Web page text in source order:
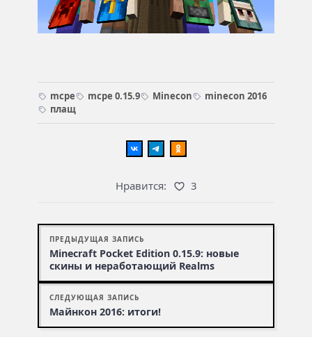
mcpe mcpe 0.15.9 Minecon
minecon 2016
плащ
Нравится: 3
ПРЕДЫДУЩАЯ ЗАПИСЬ
Minecraft Pocket Edition 0.15.9: новые
скины и неработающий Realms
СЛЕДУЮЩАЯ ЗАПИСЬ
Майнкон 2016: итоги!